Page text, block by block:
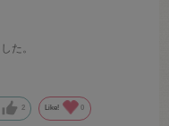
た。
2 Like! 0